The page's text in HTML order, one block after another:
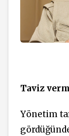
Taviz
Yönetim